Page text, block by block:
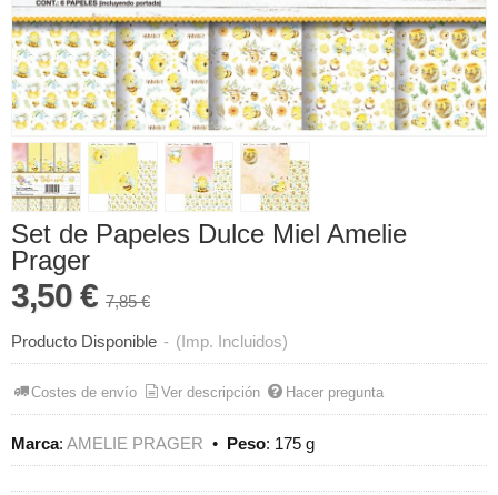
Set de Papeles Dulce Miel Amelie
Prager
3,50 € 7,85 €
Producto Disponible - (Imp. Incluidos)
Costes de envío Ver descripción Hacer pregunta
Marca: AMELIE PRAGER • Peso: 175 g